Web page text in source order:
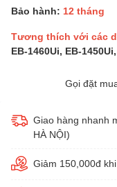
Bảo hành: 12 tháng
Tương thích với các
EB-1460Ui, EB-
Gọi đặt
Giao hàng nhanh
HÀ NỘI)
Giảm 150,000đ